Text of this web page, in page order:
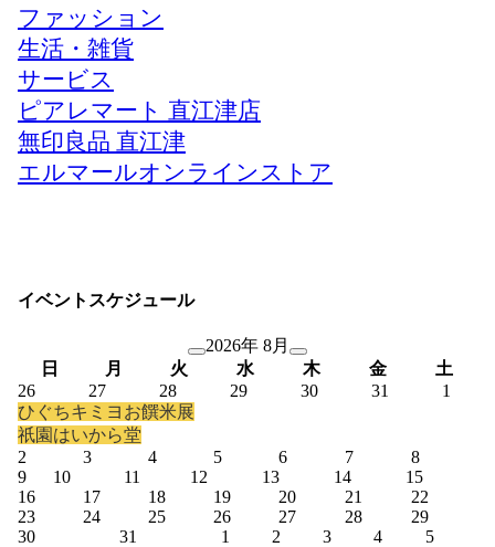
ファッション
生活・雑貨
サービス
ピアレマート 直江津店
無印良品 直江津
エルマールオンラインストア
イベントスケジュール
2026年 8月
日
月 火 水 木 金
土
26
27 28 29 30 31
1
ひぐちキミヨお饌米展
祇園はいから堂
2
3 4 5 6 7
8
9
10 11 12 13 14
15
16
17 18 19 20 21
22
23
24 25 26 27 28
29
30
31 1 2 3 4 5